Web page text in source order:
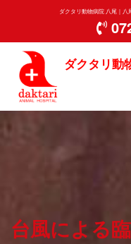
ダクタリ動物病院 八尾｜
ダクタリ動
台風による